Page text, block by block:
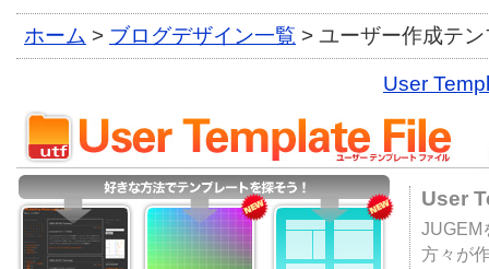
ホーム > ブログデザイン一覧 > ユーザー作成テ
User
User
JUGEM
方々が